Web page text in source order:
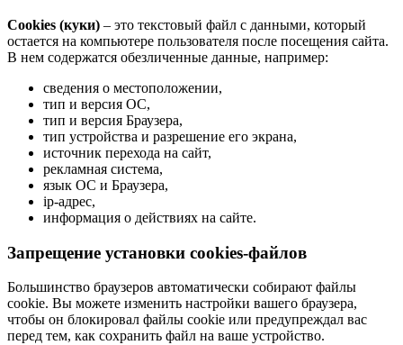
Cookies (куки) – это текстовый файл с данными, который
остается на компьютере пользователя после посещения сайта.
В нем содержатся обезличенные данные, например:
сведения о местоположении,
тип и версия ОС,
тип и версия Браузера,
тип устройства и разрешение его экрана,
источник перехода на сайт,
рекламная система,
язык ОС и Браузера,
ip-адрес,
информация о действиях на сайте.
Запрещение установки cookies-файлов
Большинство браузеров автоматически собирают файлы
cookie. Вы можете изменить настройки вашего браузера,
чтобы он блокировал файлы cookie или предупреждал вас
перед тем, как сохранить файл на ваше устройство.